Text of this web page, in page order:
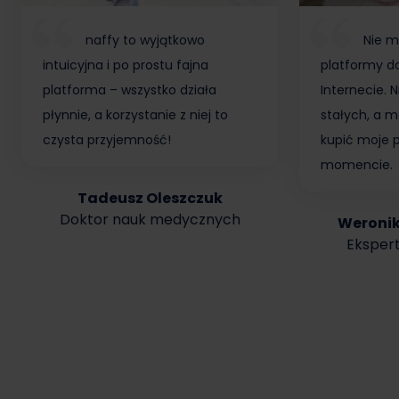
naffy to wyjątkowo
intuicyjna i po prostu fajna
platforma – wszystko działa
płynnie, a korzystanie z niej to
czysta przyjemność!
Tadeusz Oleszczuk
Doktor nauk medycznych
Nie
platformy
Internecie.
stałych, a
kupić moje
momencie.